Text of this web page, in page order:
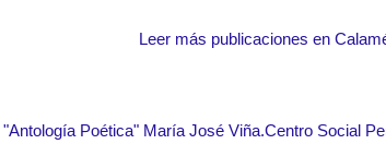
Leer más publicaciones en
"Antología Poética" María José Viña.Centro Social